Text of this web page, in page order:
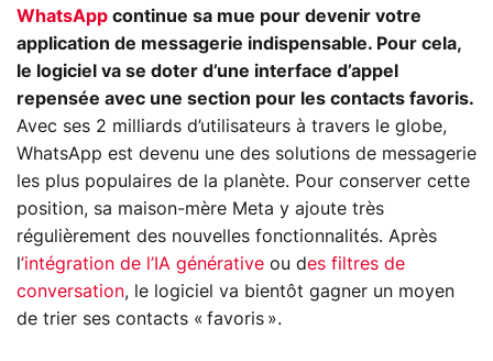
WhatsApp continue sa mue pour devenir votre
application de messagerie indispensable. Pour cela,
le logiciel va se doter d’une interface d’appel
repensée avec une section pour les contacts favoris.
Avec ses 2 milliards d’utilisateurs à travers le globe,
WhatsApp est devenu une des solutions de messagerie
les plus populaires de la planète. Pour conserver cette
position, sa maison-mère Meta y ajoute très
régulièrement des nouvelles fonctionnalités. Après
’intégration de l’IA générative ou des filtres de
conversation, le logiciel va bientôt gagner un moyen
de trier ses contacts « favoris ».